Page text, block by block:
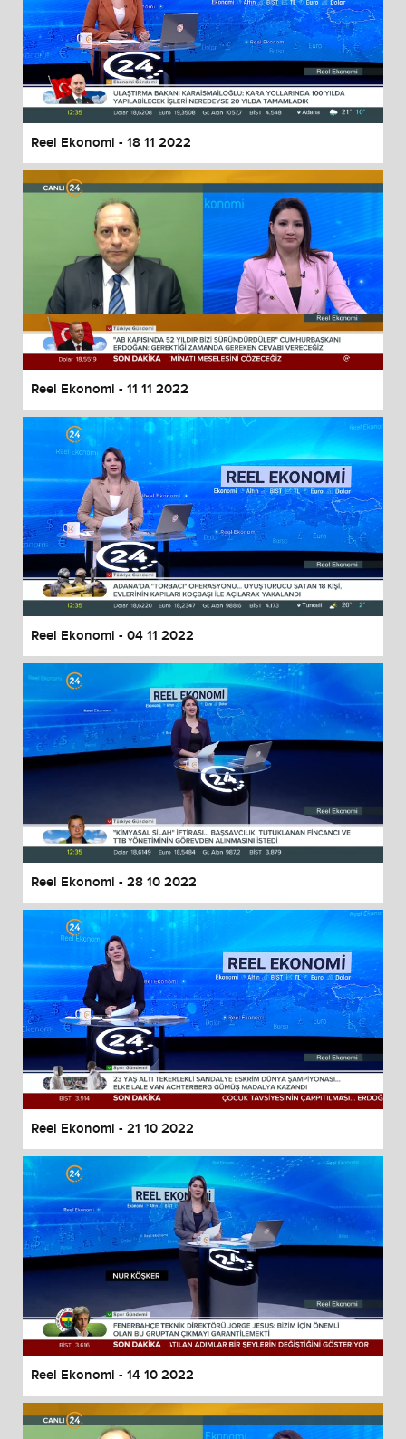
Reel Ekonomi - 18 11 2022
Reel Ekonomi - 11 11 2022
Reel Ekonomi - 04 11 2022
Reel Ekonomi - 28 10 2022
Reel Ekonomi - 21 10 2022
Reel Ekonomi - 14 10 2022